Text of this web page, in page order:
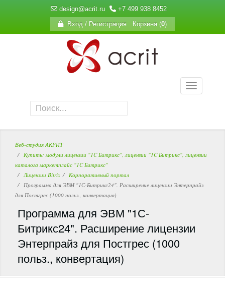
design@acrit.ru +7 499 938 8452
Вход / Регистрация Корзина (0)
Веб-студия АКРИТ
Купить: модули лицензии "1C Битрикс", лицензии "1C Битрикс", лицензии
каталога маркетплайс "1C Битрикс"
Лицензии Bitrix
Корпоративный портал
Программа для ЭВМ "1С-Битрикс24". Расширение лицензии Энтерпрайз
для Постгрес (1000 польз., конвертация)
Программа для ЭВМ "1С-
Битрикс24". Расширение лицензии
Энтерпрайз для Постгрес (1000
польз., конвертация)